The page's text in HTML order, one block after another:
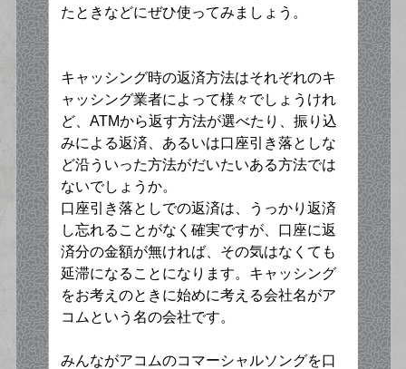
たときなどにぜひ使ってみましょう。
キャッシング時の返済方法はそれぞれのキ
ャッシング業者によって様々でしょうけれ
ど、ATMから返す方法が選べたり、振り込
みによる返済、あるいは口座引き落としな
ど沿ういった方法がだいたいある方法では
ないでしょうか。
口座引き落としでの返済は、うっかり返済
し忘れることがなく確実ですが、口座に返
済分の金額が無ければ、その気はなくても
延滞になることになります。キャッシング
をお考えのときに始めに考える会社名がア
コムという名の会社です。
みんながアコムのコマーシャルソングを口